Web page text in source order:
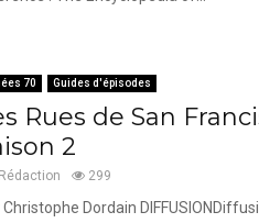
70 Guides d'épisodes
Rues de San
2
Rédaction 299
Christophe Dordain